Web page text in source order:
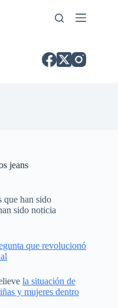
jeans
que han sido
sido noticia
que revolucionó
la situación de
y mujeres dentro